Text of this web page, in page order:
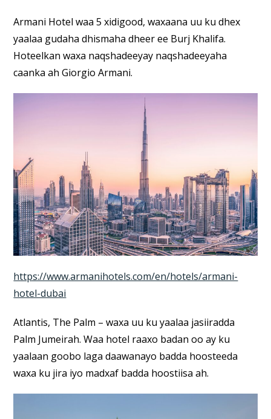
Armani Hotel waa 5 xidigood, waxaana uu ku dhex
yaalaa gudaha dhismaha dheer ee Burj Khalifa.
Hoteelkan waxa naqshadeeyay naqshadeeyaha
caanka ah Giorgio Armani.
https://www.armanihotels.com/en/hotels/armani-
hotel-dubai
Atlantis, The Palm – waxa uu ku yaalaa jasiiradda
Palm Jumeirah. Waa hotel raaxo badan oo ay ku
yaalaan goobo laga daawanayo badda hoosteeda
waxa ku jira iyo madxaf badda hoostiisa ah.